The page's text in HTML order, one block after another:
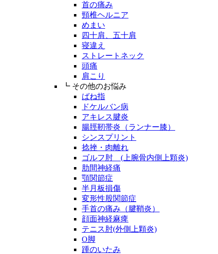
首の痛み
頸椎ヘルニア
めまい
四十肩、五十肩
寝違え
ストレートネック
頭痛
肩こり
┗ その他のお悩み
ばね指
ドケルバン病
アキレス腱炎
腸脛靭帯炎（ランナー膝）
シンスプリント
捻挫・肉離れ
ゴルフ肘 (上腕骨内側上顆炎)
肋間神経痛
顎関節症
半月板損傷
変形性股関節症
手首の痛み（腱鞘炎）
顔面神経麻痺
テニス肘(外側上顆炎)
O脚
踵のいたみ